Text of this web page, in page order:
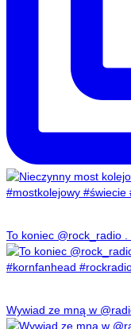
To koniec @rock_radio
Wywiad ze mną w